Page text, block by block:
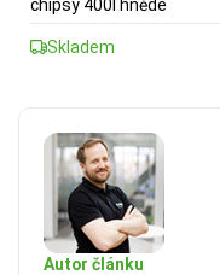
chipsy 400l hnědé
Skladem
Autor článku